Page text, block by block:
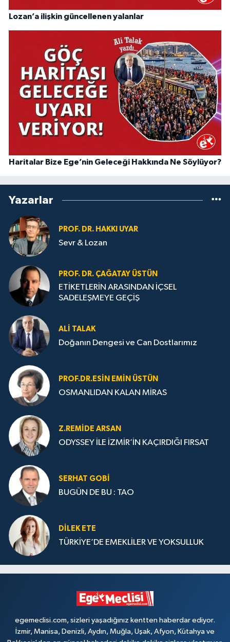
Lozan’a ilişkin güncellenen yalanlar
Haritalar Bize Ege’nin Geleceği Hakkında Ne Söylüyor?
Yazarlar
PROF. DR. HAKKI UYAR
Sevr & Lozan
PROF. DR. ÇAĞATAY ÜSTÜN
ETİKETLERİN ARASINDAN İÇSEL
SADELEŞMEYE GEÇİŞ
ALI TALAK
Doğanın Dengesi ve Can Dostlarımız
PROF.DR.ESIN EMIN ÜSTÜN
OSMANLIDAN KALAN MİRAS
Z.REMIDE ARSAN
ODYSSEY İLE İZMİR’İN KAÇIRDIĞI FIRSAT
SERHAT GOBİ
BUGÜN DE BU : TAO
DILEK ETE
TÜRKİYE’DE EMEKLİLER VE YOKSULLUK
egemeclisi.com, sizleri yaşadığınız kentten haberdar ediyor.
İzmir, Manisa, Denizli, Aydın, Muğla, Uşak, Afyon, Kütahya ve